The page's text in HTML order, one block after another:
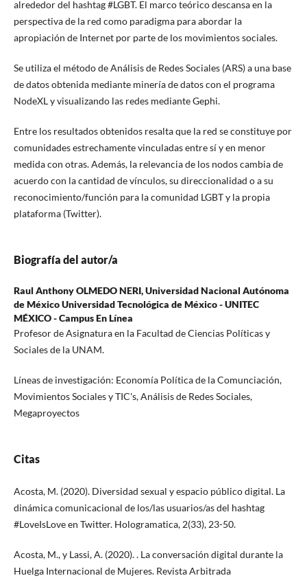
alrededor del hashtag #LGBT. El marco teórico descansa en la
perspectiva de la red como paradigma para abordar la
apropiación de Internet por parte de los movimientos sociales.
Se utiliza el método de Análisis de Redes Sociales (ARS) a una base
de datos obtenida mediante minería de datos con el programa
NodeXL y visualizando las redes mediante Gephi.
Entre los resultados obtenidos resalta que la red se constituye por
comunidades estrechamente vinculadas entre sí y en menor
medida con otras. Además, la relevancia de los nodos cambia de
acuerdo con la cantidad de vínculos, su direccionalidad o a su
reconocimiento/función para la comunidad LGBT y la propia
plataforma (Twitter).
Biografía del autor/a
Raul Anthony OLMEDO NERI,Universidad Nacional Autónoma
de México Universidad Tecnológica de México - UNITEC
MÉXICO - Campus En Línea
Profesor de Asignatura en la Facultad de Ciencias Políticas y
Sociales de la UNAM.
Líneas de investigación: Economía Política de la Comunciación,
Movimientos Sociales y TIC's, Análisis de Redes Sociales,
Megaproyectos
Citas
Acosta, M. (2020). Diversidad sexual y espacio público digital. La
dinámica comunicacional de los/las usuarios/as del hashtag
#LoveIsLove en Twitter. Hologramatica, 2(33), 23-50.
Acosta, M., y Lassi, A. (2020). . La conversación digital durante la
Huelga Internacional de Mujeres. Revista Arbitrada